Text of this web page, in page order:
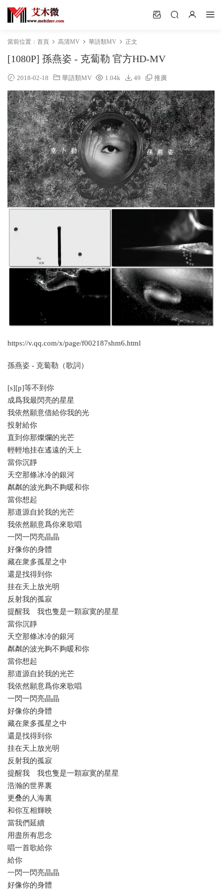
當前位置： 首頁 高清MV 華語類MV 正文
[1080P] 孫燕姿 - 克蔔勒 官方HD-MV
2018-02-18 華語類MV 1.04k 49 推廣
https://v.qq.com/x/page/f002187shm6.html
孫燕姿 - 克蔔勒（歌詞）
[s][p]等不到你
成爲我最閃亮的星星
我依然願意借給你我的光
投射給你
直到你那燦爛的光芒
輕輕地挂在遙遠的天上
當你沉靜
天空那條冰冷的銀河
粼粼的波光夠不夠暖和你
當你想起
那道源自於我的光芒
我依然願意爲你來歌唱
一閃一閃亮晶晶
好像你的身體
藏在衆多孤星之中
還是找得到你
挂在天上放光明
反射我的孤寂
提醒我 我也隻是一顆寂寞的星星
當你沉靜
天空那條冰冷的銀河
粼粼的波光夠不夠暖和你
當你想起
那道源自於我的光芒
我依然願意爲你來歌唱
一閃一閃亮晶晶
好像你的身體
藏在衆多孤星之中
還是找得到你
挂在天上放光明
反射我的孤寂
提醒我 我也隻是一顆寂寞的星星
浩瀚的世界裏
更叠的人海裏
和你互相輝映
當我們延續
用盡所有思念
唱一首歌給你
給你
一閃一閃亮晶晶
好像你的身體